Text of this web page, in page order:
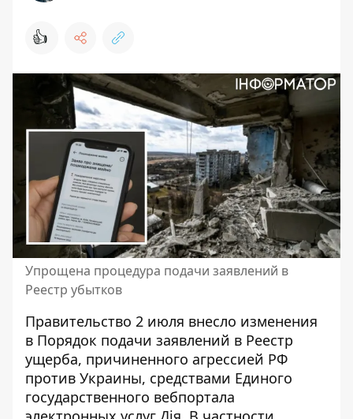
👍
Упрощена процедура подачи заявлений в
Реестр убытков
Правительство 2 июля внесло изменения
в Порядок подачи заявлений в Реестр
ущерба, причиненного агрессией РФ
против Украины, средствами Единого
государственного вебпортала